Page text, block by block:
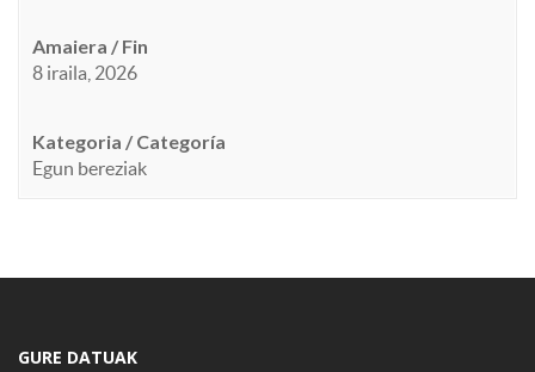
Amaiera / Fin
8 iraila, 2026
Kategoria / Categoría
Egun bereziak
GURE DATUAK